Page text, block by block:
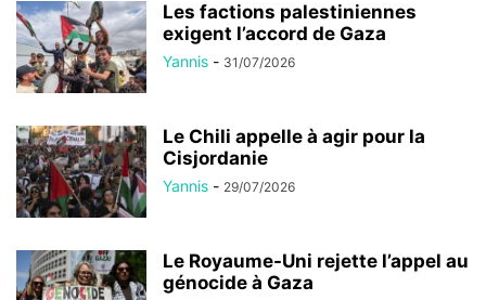
Les factions palestiniennes
exigent l’accord de Gaza
Yannis - 31/07/2026
Le Chili appelle à agir pour la
Cisjordanie
Yannis - 29/07/2026
Le Royaume-Uni rejette l’appel au
génocide à Gaza